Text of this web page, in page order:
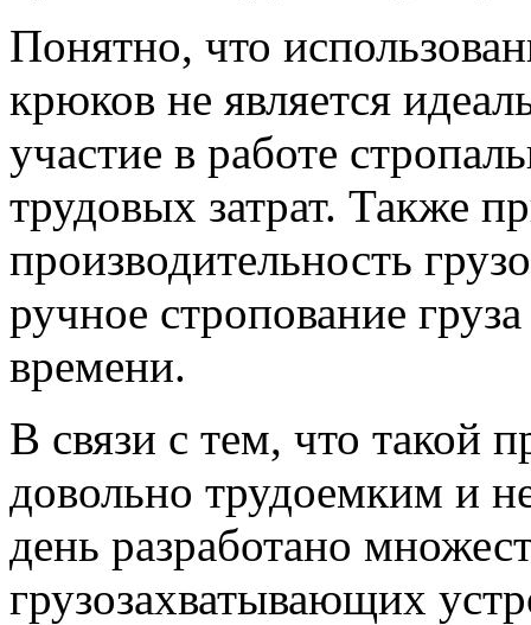
Понятно, что
крюков не является
участие в работе
трудовых затрат. Также
производительность
ручное стропование
времени.
В связи с тем, что такой
довольно трудоемким и
день разработано
грузозахватывающих